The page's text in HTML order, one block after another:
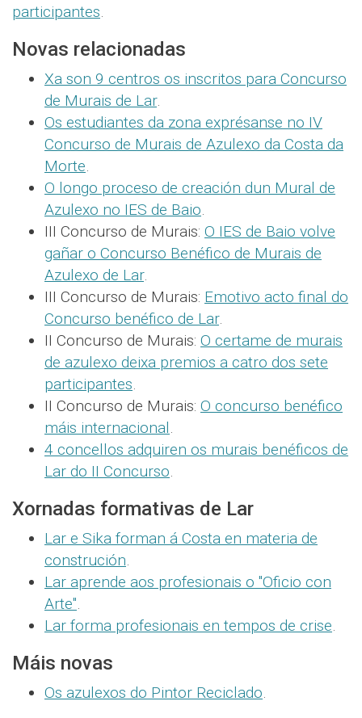
participantes.
Novas relacionadas
Xa son 9 centros os inscritos para Concurso
de Murais de Lar.
Os estudiantes da zona exprésanse no IV
Concurso de Murais de Azulexo da Costa da
Morte.
O longo proceso de creación dun Mural de
Azulexo no IES de Baio.
III Concurso de Murais: O IES de Baio volve
gañar o Concurso Benéfico de Murais de
Azulexo de Lar.
III Concurso de Murais: Emotivo acto final do
Concurso benéfico de Lar.
II Concurso de Murais: O certame de murais
de azulexo deixa premios a catro dos sete
participantes.
II Concurso de Murais: O concurso benéfico
máis internacional.
4 concellos adquiren os murais benéficos de
Lar do II Concurso.
Xornadas formativas de Lar
Lar e Sika forman á Costa en materia de
construción.
Lar aprende aos profesionais o "Oficio con
Arte".
Lar forma profesionais en tempos de crise.
Máis novas
Os azulexos do Pintor Reciclado.